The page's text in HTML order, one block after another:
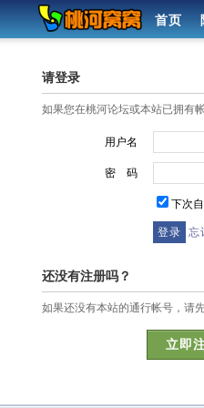
首页
请登录
如果您在桃河论坛或本站已拥有
用户名
密 码
下次
忘
还没有注册吗？
如果还没有本站的通行帐号，请
立即